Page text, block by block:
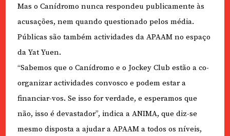
Mas o Canídromo nunca respondeu publicamente às
acusações, nem quando questionado pelos média.
Públicas são também actividades da APAAM no espaço
da Yat Yuen.
“Sabemos que o Canídromo e o Jockey Club estão a co-
organizar actividades convosco e podem estar a
financiar-vos. Se isso for verdade, e esperamos que
não, isso é devastador”, indica a ANIMA, que diz-se
mesmo disposta a ajudar a APAAM a todos os níveis,